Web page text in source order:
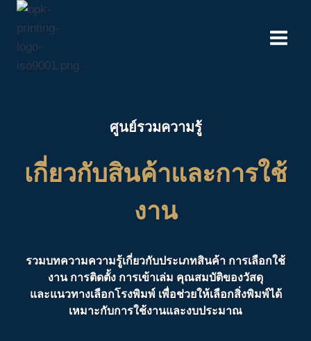
Skip
content
ศูนย์รวมความรู้
เกี่ยวกับสินค้าและการใช้
งาน
รวมบทความความรู้เกี่ยวกับประเภทสินค้า การเลือกใช้
งาน การติดตั้ง การเข้าเล่ม คุณสมบัติของวัสดุ
และแนวทางเลือกโรงพิมพ์ เพื่อช่วยให้เลือกสิ่งพิมพ์ได้
เหมาะกับการใช้งานและงบประมาณ